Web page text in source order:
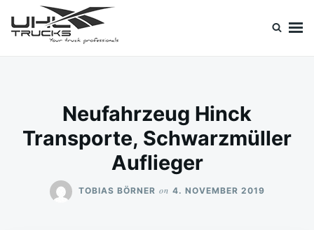
Search
for:
Neufahrzeug Hinck
Transporte, Schwarzmüller
Auflieger
TOBIAS BÖRNER on 4. NOVEMBER 2019